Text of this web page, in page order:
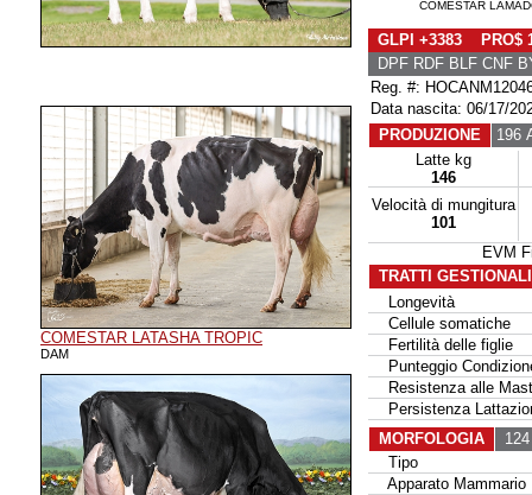
COMESTAR LATASHA TROPIC
DAM
COMESTAR
GLPI +3383 PRO$
DPF RDF BLF CNF
Reg. #:
Data nascita: 06/17/
PRODUZIONE
196
Latte kg
146
Velocità di mungitura
101
EVM
TRATTI
Longevità
Cellule somatiche
Fertilità delle figlie
Punteggio
Resistenza alle
Persistenza
MORFOLOGIA
Tipo
Apparato Mammario